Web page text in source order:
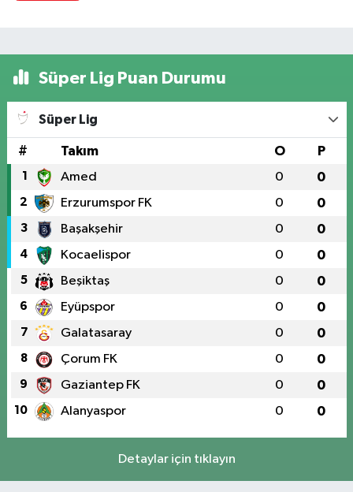
Süper Lig Puan Durumu
Süper Lig
# Takım O P
1 Amed 0 0
2 Erzurumspor FK 0 0
3 Başakşehir 0 0
4 Kocaelispor 0 0
5 Beşiktaş 0 0
6 Eyüpspor 0 0
7 Galatasaray 0 0
8 Çorum FK 0 0
9 Gaziantep FK 0 0
10 Alanyaspor 0 0
Detaylar için tıklayın